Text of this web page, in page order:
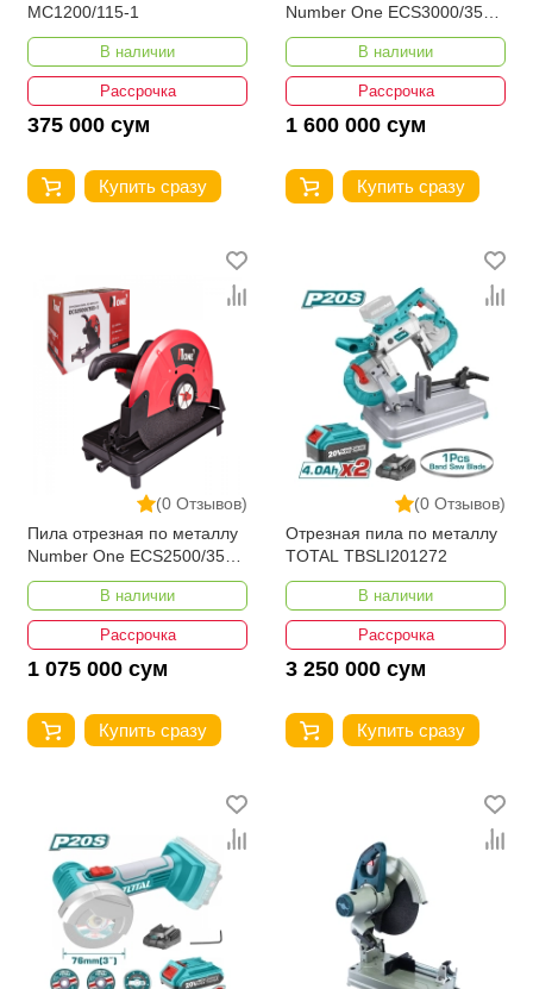
MC1200/115-1
В наличии
Рассрочка
375 000 сум
Купить сразу
Number One ECS3000/355-
PRO
В наличии
Рассрочка
1 600 000 сум
Купить сразу
(0 Отзывов)
Пила отрезная по металлу
Number One ECS2500/355-
1
В наличии
Рассрочка
1 075 000 сум
Купить сразу
(0 Отзывов)
Отрезная пила по металлу
TOTAL TBSLI201272
В наличии
Рассрочка
3 250 000 сум
Купить сразу